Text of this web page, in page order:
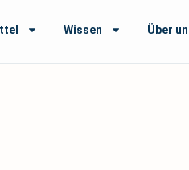
Wissen Über